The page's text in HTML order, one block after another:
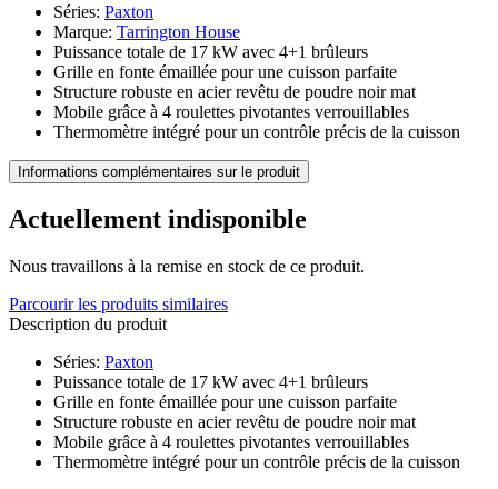
Séries: Paxton
Marque: Tarrington House
Puissance totale de 17 kW avec 4+1 brûleurs
Grille en fonte émaillée pour une cuisson parfaite
Structure robuste en acier revêtu de poudre noir mat
Mobile grâce à 4 roulettes pivotantes verrouillables
Thermomètre intégré pour un contrôle précis de la cuisson
Informations complémentaires sur le produit
Actuellement indisponible
Nous travaillons à la remise en stock de ce produit.
Parcourir les produits similaires
Description du produit
Séries: Paxton
Puissance totale de 17 kW avec 4+1 brûleurs
Grille en fonte émaillée pour une cuisson parfaite
Structure robuste en acier revêtu de poudre noir mat
Mobile grâce à 4 roulettes pivotantes verrouillables
Thermomètre intégré pour un contrôle précis de la cuisson